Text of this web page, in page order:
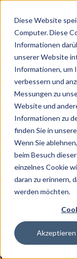
Diese Website
Computer. Diese
Informationen
unserer Website
Informationen, um
verbessern und
Messungen zu
Website und
Informationen zu
finden Sie in
Wenn Sie
beim Besuch
einzelnes Cookie
daran zu erinnern,
werden möchten.
Akzeptieren
19.09.2025
Restless-
und
Hinweis: Die
Bildungszwecke
medizinische
Ihren Arzt oder Ihre
ausprobieren.